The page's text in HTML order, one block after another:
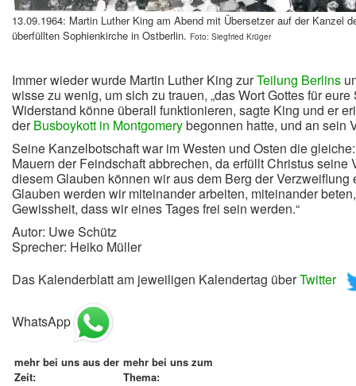
13.09.1964: Martin Luther King am Abend mit Übersetzer auf der Kanzel
überfüllten Sophienkirche in Ostberlin. Foto: Siegfried Krüger
Immer wieder wurde Martin Luther King zurTeilung Berlins
wisse zu wenig, um sich zu trauen, „das Wort Gottes für
Widerstand könne überall funktionieren, sagte King und er
derBusboykott in Montgomerybegonnen hatte, und an sein
Seine Kanzelbotschaft war im Westen und Osten die
Mauern der Feindschaft abbrechen, da erfüllt Christus seine
diesem Glauben können wir aus dem Berg der
Glauben werden wir miteinander arbeiten, miteinander
Gewissheit, dass wir eines Tages frei sein werden.“
Autor: Uwe Schütz
Sprecher: Heiko Müller
Das Kalenderblatt am jeweiligen Kalendertag überTwitter
WhatsApp
mehr bei uns aus der
Zeit:
mehr bei uns zum
Thema: